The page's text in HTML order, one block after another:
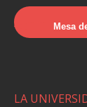
Mesa
LA